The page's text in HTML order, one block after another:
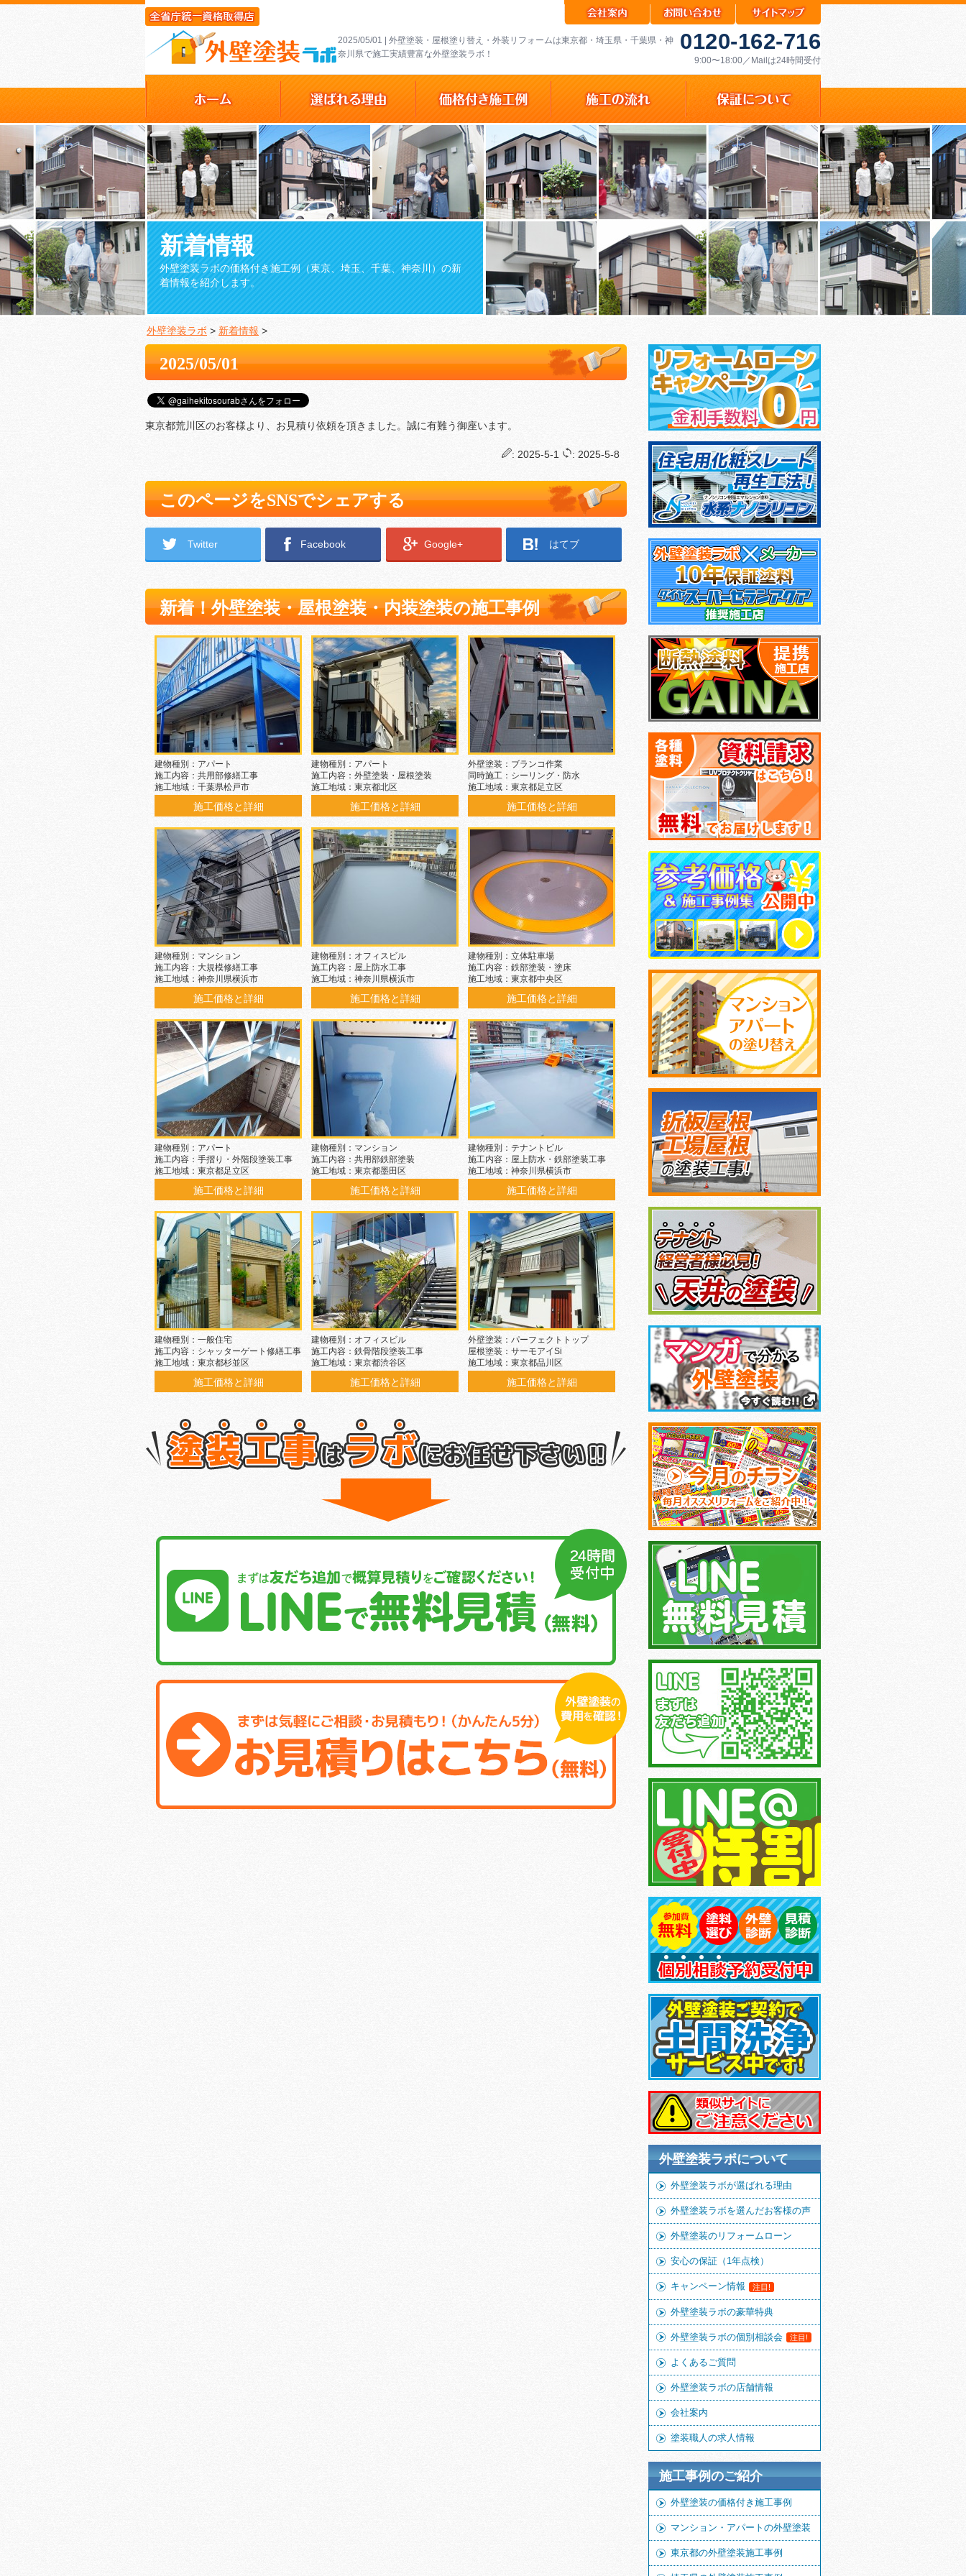
2025/05/01 | 外壁塗装・屋根塗り替え・外装リフォームは東京都・埼玉県・千葉県・神
奈川県で施工実績豊富な外壁塗装ラボ！
0120-162-716
9:00〜18:00／Mailは24時間受付
新着情報
外壁塗装ラボの価格付き施工例（東京、埼玉、千葉、神奈川）の新
着情報を紹介します。
外壁塗装ラボ > 新着情報 >
2025/05/01
東京都荒川区のお客様より、お見積り依頼を頂きました。誠に有難う御座います。
: 2025-5-1 : 2025-5-8
このページをSNSでシェアする
Twitter Facebook Google+ はてブ
新着！外壁塗装・屋根塗装・内装塗装の施工事例
建物種別：アパート
施工内容：共用部修繕工事
施工地域：千葉県松戸市
施工価格と詳細
建物種別：アパート
施工内容：外壁塗装・屋根塗装
施工地域：東京都北区
施工価格と詳細
外壁塗装：ブランコ作業
同時施工：シーリング・防水
施工地域：東京都足立区
施工価格と詳細
建物種別：マンション
施工内容：大規模修繕工事
施工地域：神奈川県横浜市
施工価格と詳細
建物種別：オフィスビル
施工内容：屋上防水工事
施工地域：神奈川県横浜市
施工価格と詳細
建物種別：立体駐車場
施工内容：鉄部塗装・塗床
施工地域：東京都中央区
施工価格と詳細
建物種別：アパート
施工内容：手摺り・外階段塗装工事
施工地域：東京都足立区
施工価格と詳細
建物種別：マンション
施工内容：共用部鉄部塗装
施工地域：東京都墨田区
施工価格と詳細
建物種別：テナントビル
施工内容：屋上防水・鉄部塗装工事
施工地域：神奈川県横浜市
施工価格と詳細
建物種別：一般住宅
施工内容：シャッターゲート修繕工事
施工地域：東京都杉並区
施工価格と詳細
建物種別：オフィスビル
施工内容：鉄骨階段塗装工事
施工地域：東京都渋谷区
施工価格と詳細
外壁塗装：パーフェクトトップ
屋根塗装：サーモアイSi
施工地域：東京都品川区
施工価格と詳細
外壁塗装ラボについて
外壁塗装ラボが選ばれる理由
外壁塗装ラボを選んだお客様の声
外壁塗装のリフォームローン
安心の保証（1年点検）
キャンペーン情報 注目!
外壁塗装ラボの豪華特典
外壁塗装ラボの個別相談会 注目!
よくあるご質問
外壁塗装ラボの店舗情報
会社案内
塗装職人の求人情報
施工事例のご紹介
外壁塗装の価格付き施工事例
マンション・アパートの外壁塗装
東京都の外壁塗装施工事例